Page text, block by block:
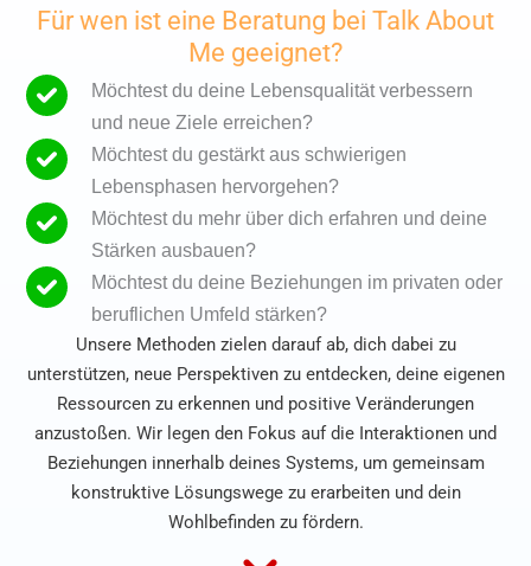
Für wen ist eine Beratung bei Talk About
Me geeignet?
Möchtest du deine Lebensqualität verbessern
und neue Ziele erreichen?
Möchtest du gestärkt aus schwierigen
Lebensphasen hervorgehen?
Möchtest du mehr über dich erfahren und deine
Stärken ausbauen?
Möchtest du deine Beziehungen im privaten oder
beruflichen Umfeld stärken?
Unsere Methoden zielen darauf ab, dich dabei zu
unterstützen, neue Perspektiven zu entdecken, deine eigenen
Ressourcen zu erkennen und positive Veränderungen
anzustoßen. Wir legen den Fokus auf die Interaktionen und
Beziehungen innerhalb deines Systems, um gemeinsam
konstruktive Lösungswege zu erarbeiten und dein
Wohlbefinden zu fördern.